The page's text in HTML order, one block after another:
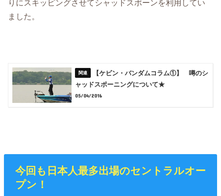
りにスキッピングさせてシャッドスポーンを利用してい
ました。
【ケビン・バンダムコラム①】 噂のシ
ャッドスポーニングについて★
05/04/2016
今回も日本人最多出場のセントラルオー
プン！